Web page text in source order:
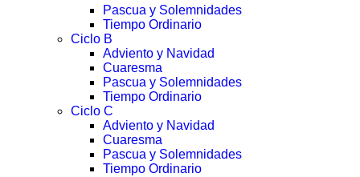
Pascua y Solemnidades
Tiempo Ordinario
Ciclo B
Adviento y Navidad
Cuaresma
Pascua y Solemnidades
Tiempo Ordinario
Ciclo C
Adviento y Navidad
Cuaresma
Pascua y Solemnidades
Tiempo Ordinario